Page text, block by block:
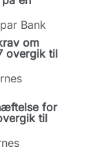
Bank
om
overgik til
for
til